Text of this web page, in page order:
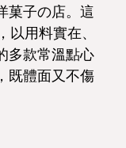
子の店。這
用料實在、
多款常溫點心
既體面又不傷